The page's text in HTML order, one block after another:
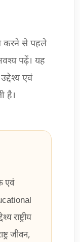
करने से पहले
पढ़ें। यह
एवं
है।
एवं
राष्ट्रीय
जीवन,